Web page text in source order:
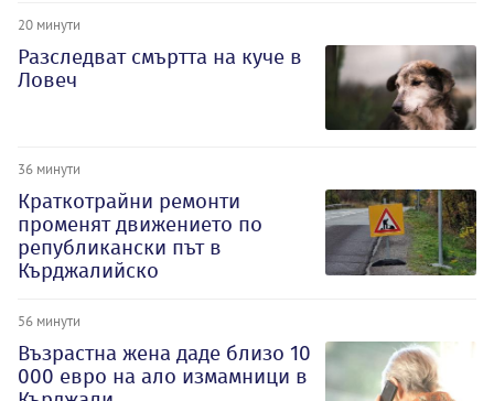
20 минути
Разследват смъртта на куче в
Ловеч
36 минути
Краткотрайни ремонти
променят движението по
републикански път в
Кърджалийско
56 минути
Възрастна жена даде близо 10
000 евро на ало измамници в